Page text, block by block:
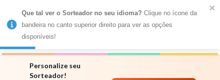
MENU
Números
Personalize seu
Sorteador!
Que tal ver o Sorteador no seu idioma? Clique no ícone da
bandeira no canto superior direito para ver as opções
disponíveis!